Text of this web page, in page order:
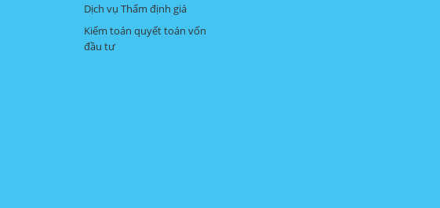
Dịch vụ Thẩm định giá
Kiểm toán quyết toán vốn
đầu tư